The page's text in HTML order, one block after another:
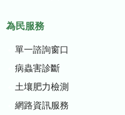
為民服務
單一諮詢窗口
病蟲害診斷
土壤肥力檢測
網路資訊服務